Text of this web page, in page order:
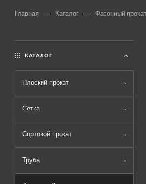
Главная — Каталог — Фасонный прокат
КАТАЛОГ
Плоский прокат
Сетка
Сортовой прокат
Труба